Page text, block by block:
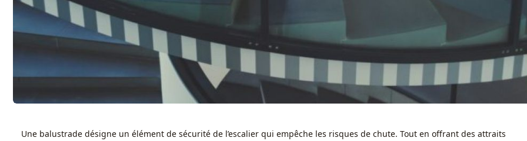
Une balustrade désigne un élément de sécurité de l’escalier qui empêche les risques de chute. Tout en offrant des attraits